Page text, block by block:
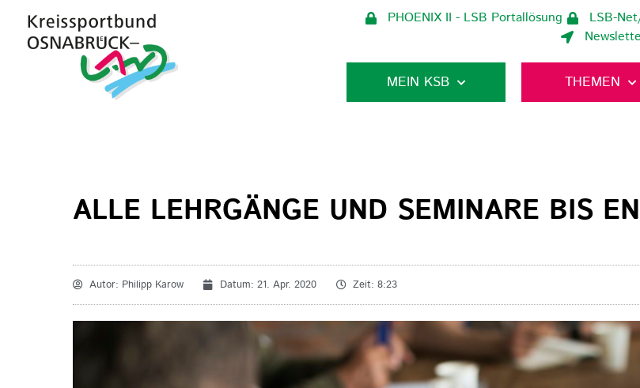
PHOENIX II - LSB Portallösung
LSB-
MEIN KSB THEMEN
ALLE LEHRGÄNGE UND SEMINARE BIS
Autor: Philipp Karow Datum: 21. Apr. 2020 Zeit: 8:23